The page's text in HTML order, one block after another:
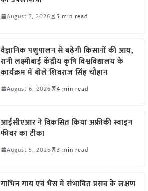
August 7, 2026 5 min read
वैज्ञानिक पशुपालन से बढ़ेगी किसानों की आय,
रानी लक्ष्मीबाई केंद्रीय कृषि विश्वविद्यालय के
कार्यक्रम में बोले शिवराज सिंह चौहान
August 6, 2026 4 min read
आईसीएआर ने विकसित किया अफ्रीकी स्वाइन
फीवर का टीका
August 5, 2026 3 min read
गाभिन गाय एवं भैंस में संभावित प्रसव के लक्षण